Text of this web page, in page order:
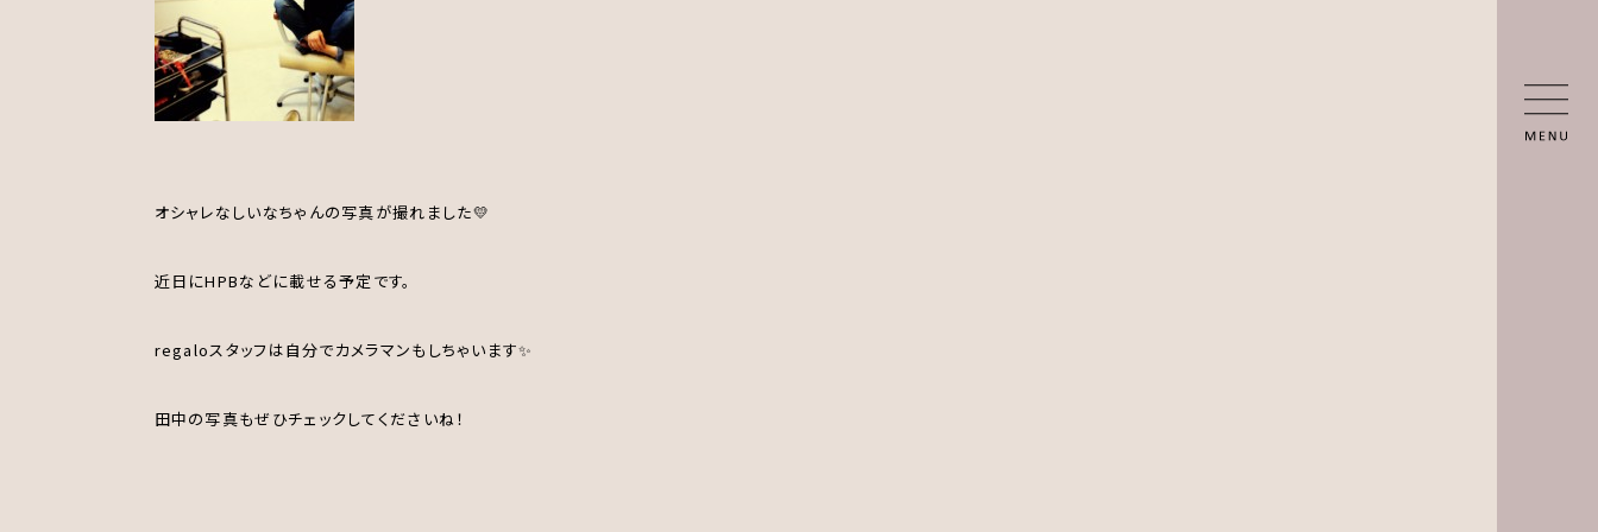
オシャレなしいなちゃんの写真が撮れました💛
近日にHPBなどに載せる予定です。
regaloスタッフは自分でカメラマンもしちゃいます✨
田中の写真もぜひチェックしてくださいね！